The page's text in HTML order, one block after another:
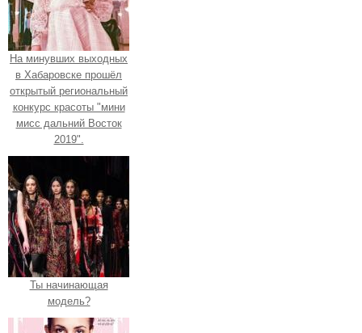
На минувших выходных
в Хабаровске прошёл
открытый региональный
конкурс красоты "мини
мисс дальний Восток
2019".
Ты начинающая
модель?